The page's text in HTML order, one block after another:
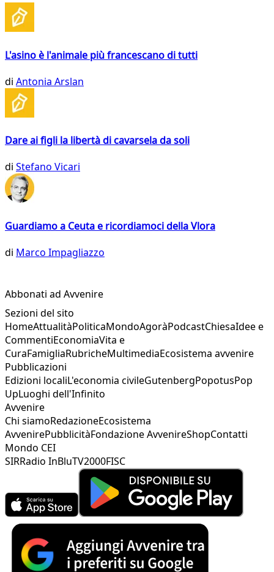
L'asino è l'animale più francescano di tutti
di Antonia Arslan
Dare ai figli la libertà di cavarsela da soli
di Stefano Vicari
Guardiamo a Ceuta e ricordiamoci della Vlora
di Marco Impagliazzo
Abbonati ad Avvenire
Sezioni del sito
HomeAttualitàPoliticaMondoAgoràPodcastChiesaIdee e
CommentiEconomiaVita e
CuraFamigliaRubricheMultimediaEcosistema avvenire
Pubblicazioni
Edizioni localiL'economia civileGutenbergPopotusPop
UpLuoghi dell'Infinito
Avvenire
Chi siamoRedazioneEcosistema
AvvenirePubblicitàFondazione AvvenireShopContatti
Mondo CEI
SIRRadio InBluTV2000FISC